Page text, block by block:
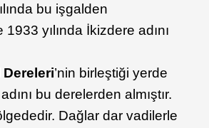
bu işgalden
yılında İkizdere adını
’nin birleştiği yerde
bu derelerden almıştır.
Dağlar dar vadilerle